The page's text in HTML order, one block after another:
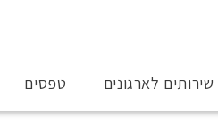
שירותים לארגונים טפסים